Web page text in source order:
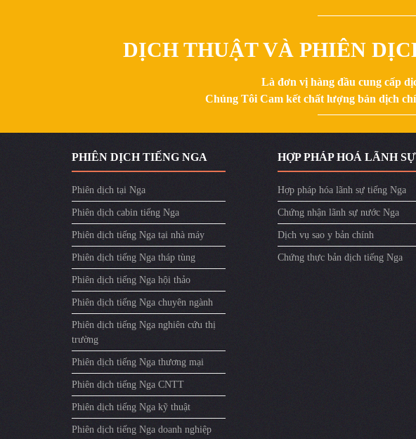
DỊCH THUẬT VÀ PHIÊN
Là đơn vị hàng đầu cung cấp
Chúng Tôi Cam kết chất lượng bản dịch
PHIÊN DỊCH TIẾNG NGA
Phiên dịch tại Nga
Phiên dịch cabin tiếng Nga
Phiên dịch tiếng Nga tại nhà máy
Phiên dịch tiếng Nga tháp tùng
Phiên dịch tiếng Nga hội thảo
Phiên dịch tiếng Nga chuyên ngành
Phiên dịch tiếng Nga nghiên cứu thị
trường
Phiên dịch tiếng Nga thương mại
Phiên dịch tiếng Nga CNTT
Phiên dịch tiếng Nga kỹ thuật
Phiên dịch tiếng Nga doanh nghiệp
HỢP PHÁP HOÁ LÃNH SỰ
Hợp pháp hóa lãnh sự tiếng Nga
Chứng nhận lãnh sự nước Nga
Dịch vụ sao y bản chính
Chứng thực bản dịch tiếng Nga